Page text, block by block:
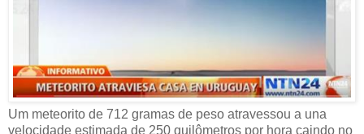
Um meteorito de 712 gramas de peso atravessou a una
velocidade estimada de 250 quilômetros por hora caindo no